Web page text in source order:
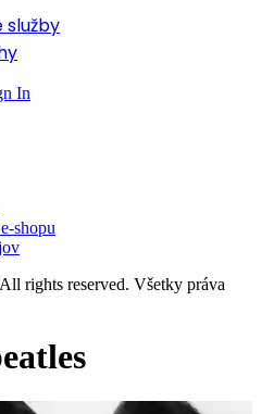
služby
In
shopu
rights reserved. Všetky práva